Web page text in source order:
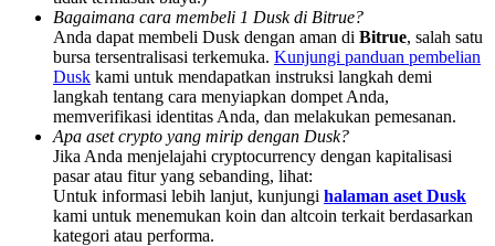
BTC Welcome Rewards
Deposit & Trade BTC to Share 25000 USDT prize pool!
Deposit CASHCAT & Win
Bagaimana cara membeli 1 Dusk di Bitrue?
Anda dapat membeli Dusk dengan aman di Bitrue, salah satu
bursa tersentralisasi terkemuka. Kunjungi panduan pembelian
Dusk kami untuk mendapatkan instruksi langkah demi
langkah tentang cara menyiapkan dompet Anda,
memverifikasi identitas Anda, dan melakukan pemesanan.
Apa aset crypto yang mirip dengan Dusk?
Jika Anda menjelajahi cryptocurrency dengan kapitalisasi
pasar atau fitur yang sebanding, lihat:
Untuk informasi lebih lanjut, kunjungi halaman aset Dusk
kami untuk menemukan koin dan altcoin terkait berdasarkan
kategori atau performa.